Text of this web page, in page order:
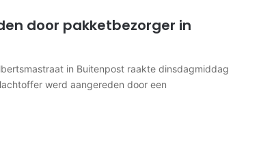
door pakketbezorger in
in Buitenpost raakte dinsdagmiddag
werd aangereden door een